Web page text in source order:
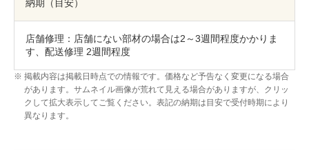
納期（目安）
店舗修理：店舗にない部材の場合は2～3週間程度かかりま
す、配送修理 2週間程度
掲載内容は掲載日時点での情報です。価格など予告なく変更になる場合
があります。サムネイル画像が荒れて見える場合がありますが、クリッ
クして拡大表示してご覧ください。表記の納期は目安で受付時期により
異なります。